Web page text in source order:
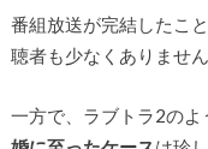
番組放送が完結したこ
聴者も少なくありません
一方で、ラブトラ2の